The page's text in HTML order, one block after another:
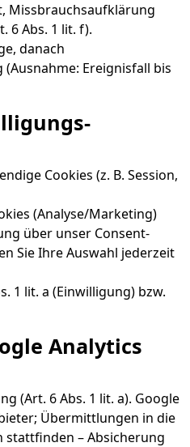
Missbrauchsaufklärung
6 Abs. 1 lit. f).
danach
Ereignisfall bis
Cookies (z. B. Session,
(Analyse/Marketing)
über unser Consent-
Sie Ihre Auswahl jederzeit
1 lit. a (Einwilligung) bzw.
Analytics
(Art. 6 Abs. 1 lit. a). Google
Übermittlungen in die
stattfinden – Absicherung